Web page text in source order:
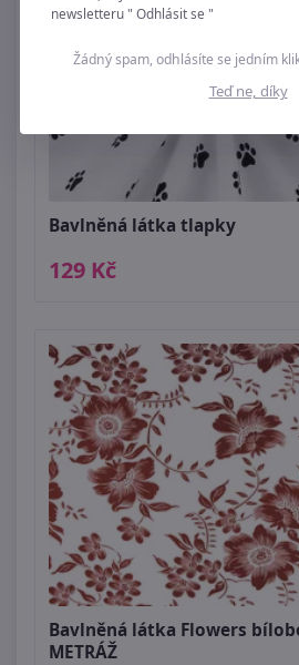
Bavlněná látka tlapky
129 Kč
Bavlněná látka Flowers
METRÁŽ
newsletteru " Odhlásit se "
Žádný spam, odhlásíte se jedním
Teď ne, díky